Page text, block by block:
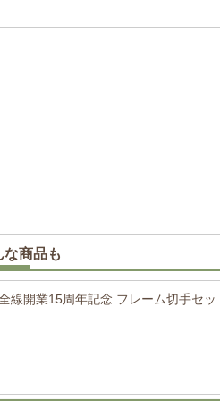
な商品も
線開業15周年記念 フレーム切手セッ